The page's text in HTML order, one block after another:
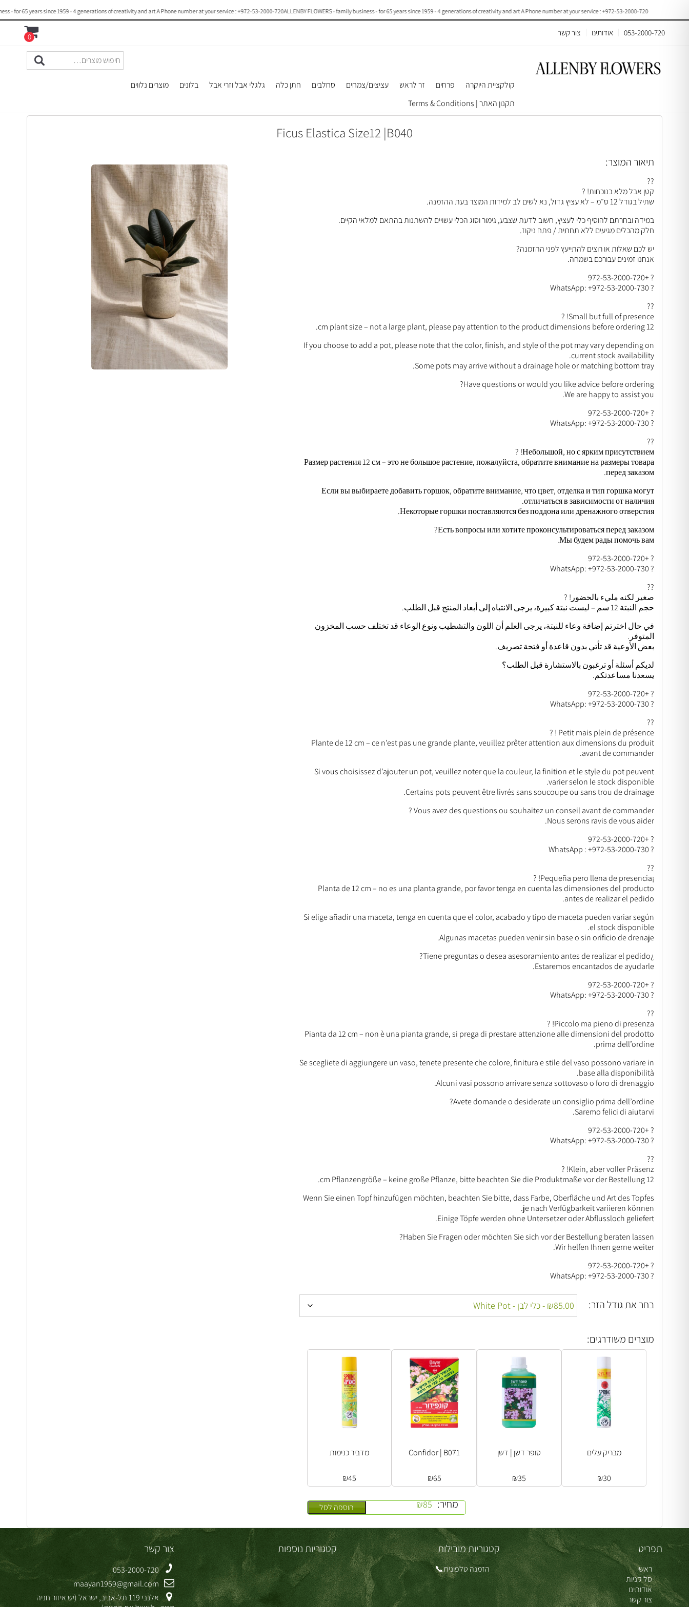
ALLENBY FLOWERS - family business - for 65 years since 1959 - 4 generations of creativity and art A Phone number at your service : +972-53-2000-720
65 years since 1959 - 4 generations of creativity and art A Phone number at your service : +972-53-2000-720
053-2000-720 אודותינו צור קשר 0
קולקציית היוקרה פרחים זר לראש עציצים/צמחים סחלבים חתן כלה גלגלי אבל וזרי אבל בלונים
מוצרים נלווים
תקנון האתר | Terms & Conditions
Ficus Elastica Size12 |B040
תיאור המוצר:
??
קטן אבל מלא בנוכחות! ?
שתיל בגודל 12 ס״מ – לא עציץ גדול, נא לשים לב למידות המוצר בעת ההזמנה.
במידה ובחרתם להוסיף כלי לעציץ, חשוב לדעת שצבע, גימור וסוג הכלי עשויים להשתנות בהתאם למלאי הקיים.
חלק מהכלים מגיעים ללא תחתית / פתח ניקוז.
יש לכם שאלות או רוצים להתייעץ לפני ההזמנה?
אנחנו זמינים עבורכם בשמחה.
? +972-53-2000-720
? WhatsApp: +972-53-2000-730
??
Small but full of presence! ?
12 cm plant size – not a large plant, please pay attention to the product dimensions before ordering.
If you choose to add a pot, please note that the color, finish, and style of the pot may vary depending on
current stock availability.
Some pots may arrive without a drainage hole or matching bottom tray.
Have questions or would you like advice before ordering?
We are happy to assist you.
? +972-53-2000-720
? WhatsApp: +972-53-2000-730
??
Небольшой, но с ярким присутствием! ?
Размер растения 12 см – это не большое растение, пожалуйста, обратите внимание на размеры товара
перед заказом.
Если вы выбираете добавить горшок, обратите внимание, что цвет, отделка и тип горшка могут
отличаться в зависимости от наличия.
Некоторые горшки поставляются без поддона или дренажного отверстия.
Есть вопросы или хотите проконсультироваться перед заказом?
Мы будем рады помочь вам.
? +972-53-2000-720
? WhatsApp: +972-53-2000-730
??
صغير لكنه مليء بالحضور! ?
حجم النبتة 12 سم – ليست نبتة كبيرة، يرجى الانتباه إلى أبعاد المنتج قبل الطلب.
في حال اخترتم إضافة وعاء للنبتة، يرجى العلم أن اللون والتشطيب ونوع الوعاء قد تختلف حسب المخزون
المتوفر.
بعض الأوعية قد تأتي بدون قاعدة أو فتحة تصريف.
لديكم أسئلة أو ترغبون بالاستشارة قبل الطلب؟
يسعدنا مساعدتكم.
? +972-53-2000-720
? WhatsApp: +972-53-2000-730
??
Petit mais plein de présence ! ?
Plante de 12 cm – ce n’est pas une grande plante, veuillez prêter attention aux dimensions du produit
avant de commander.
Si vous choisissez d’ajouter un pot, veuillez noter que la couleur, la finition et le style du pot peuvent
varier selon le stock disponible.
Certains pots peuvent être livrés sans soucoupe ou sans trou de drainage.
Vous avez des questions ou souhaitez un conseil avant de commander ?
Nous serons ravis de vous aider.
? +972-53-2000-720
? WhatsApp : +972-53-2000-730
??
¡Pequeña pero llena de presencia! ?
Planta de 12 cm – no es una planta grande, por favor tenga en cuenta las dimensiones del producto
antes de realizar el pedido.
Si elige añadir una maceta, tenga en cuenta que el color, acabado y tipo de maceta pueden variar según
el stock disponible.
Algunas macetas pueden venir sin base o sin orificio de drenaje.
¿Tiene preguntas o desea asesoramiento antes de realizar el pedido?
Estaremos encantados de ayudarle.
? +972-53-2000-720
? WhatsApp: +972-53-2000-730
??
Piccolo ma pieno di presenza! ?
Pianta da 12 cm – non è una pianta grande, si prega di prestare attenzione alle dimensioni del prodotto
prima dell’ordine.
Se scegliete di aggiungere un vaso, tenete presente che colore, finitura e stile del vaso possono variare in
base alla disponibilità.
Alcuni vasi possono arrivare senza sottovaso o foro di drenaggio.
Avete domande o desiderate un consiglio prima dell’ordine?
Saremo felici di aiutarvi.
? +972-53-2000-720
? WhatsApp: +972-53-2000-730
??
Klein, aber voller Präsenz! ?
12 cm Pflanzengröße – keine große Pflanze, bitte beachten Sie die Produktmaße vor der Bestellung.
Wenn Sie einen Topf hinzufügen möchten, beachten Sie bitte, dass Farbe, Oberfläche und Art des Topfes
je nach Verfügbarkeit variieren können.
Einige Töpfe werden ohne Untersetzer oder Abflussloch geliefert.
Haben Sie Fragen oder möchten Sie sich vor der Bestellung beraten lassen?
Wir helfen Ihnen gerne weiter.
? +972-53-2000-720
? WhatsApp: +972-53-2000-730
בחר את גודל הזר:
מחיר: ₪85 הוספה לסל
מוצרים משודרגים:
מדביר כנימות
₪45
Confidor | B071
₪65
סופר דשן | דשן
₪35
מבריק עלים
₪30
תפריט
ראשי
סל קניות
אודותינו
צור קשר
קטגוריות מובילות
הזמנה טלפונית📞
קטגוריות נוספות צור קשר
053-2000-720
maayan1959@gmail.com
אלנבי 119 תל-אביב, ישראל (יש איזור חניה